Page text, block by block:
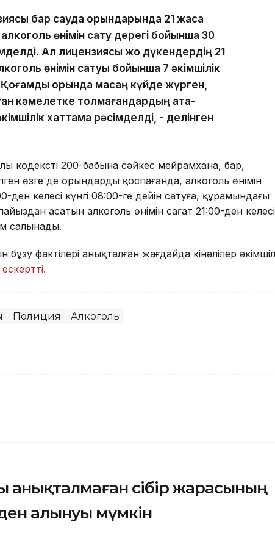
бар сауда орындарында 21 жасқа
өнімін сату дерегі бойынша 30
Ал лицензиясы жоқ дүкендердің 21
өнімін сатуы бойынша 7 әкімшілік
орында масаң күйде жүрген,
кәмелетке толмағандардың ата-
хаттама рәсімделді, - делінген
кодекстің 200-бабына сәйкес мейрамхана, бар,
өзге де орындарды қоспағанда, алкоголь өнімін
ден келесі күнгі 08:00-ге дейін сатуға, құрамындағы
асатын алкоголь өнімін сағат 21:00-ден келесі
салынады.
фактілері анықталған жағдайда кінәлілер
ескертті.
Полиция Алкоголь
анықталмаған сібір жарасының
алынуы мүмкін